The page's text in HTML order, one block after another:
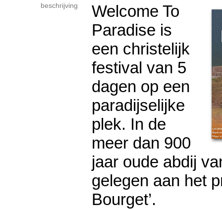
beschrijving
Welcome To
Paradise is
een christelijk
festival van 5
dagen op een
paradijselijke
plek. In de
meer dan 900
jaar oude abdij
gelegen aan het
Bourget’.